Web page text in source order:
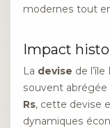
modernes tout
Impact
La devise de
souvent abrégée
Rs, cette devise
dynamiques